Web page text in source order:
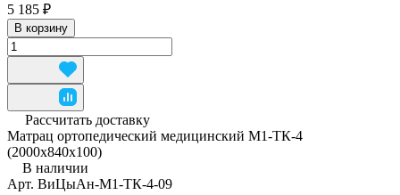
5 185 ₽
В корзину
Рассчитать доставку
Матрац ортопедический медицинский М1-ТК-4
(2000x840x100)
В наличии
Арт. ВиЦыАн-М1-ТК-4-09